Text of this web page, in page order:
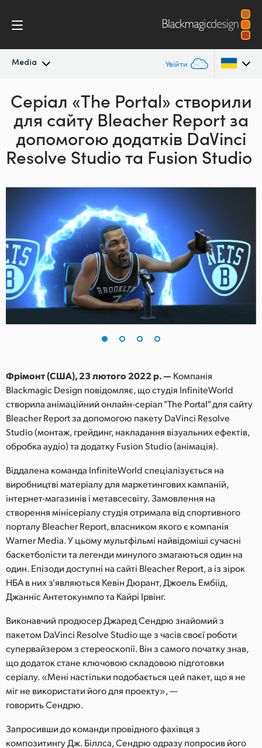
Media Увійти
Останні новини
Архів новин
Галерея зображень
Argentina
Australia
Austria
Canada
China
Denmark
Finland
France
Germany
India
Italy
Japan
Korea
Mexico
Malaysia
Netherlands
New Zealand
Norway
Poland
Portugal
Singapore
South Africa
Spain
Sweden
Серіал «The Portal» створили
для сайту Bleacher Report за
допомогою додатків DaVinci
Resolve Studio та Fusion Studio
Фрімонт (США), 23 лютого 2022 р. — Компанія
Blackmagic Design повідомляє, що студія InfiniteWorld
створила анімаційний онлайн-серіал "The Portal" для сайту
Bleacher Report за допомогою пакету DaVinci Resolve
Studio (монтаж, грейдинг, накладання візуальних ефектів,
обробка аудіо) та додатку Fusion Studio (анімація).
Віддалена команда InfiniteWorld спеціалізується на
виробництві матеріалу для маркетингових кампаній,
інтернет-магазинів і метавсесвіту. Замовлення на
створення мінісеріалу студія отримала від спортивного
порталу Bleacher Report, власником якого є компанія
Warner Media. У цьому мультфільмі найвідоміші сучасні
баскетболісти та легенди минулого змагаються один на
один. Епізоди доступні на сайті Bleacher Report, а із зірок
НБА в них з'являються Кевін Дюрант, Джоель Ембіід,
Джанніс Антетокунмпо та Кайрі Ірвінг.
Виконавчий продюсер Джаред Сендрю знайомий з
пакетом DaVinci Resolve Studio ще з часів своєї роботи
супервайзером з стереоскопії. Він з самого початку знав,
що додаток стане ключовою складовою підготовки
серіалу. «Мені настільки подобається цей пакет, що я не
міг не використати його для проекту», —
говорить Сендрю.
Запросивши до команди провідного фахівця з
композитингу Дж. Біллса, Сендрю одразу попросив його